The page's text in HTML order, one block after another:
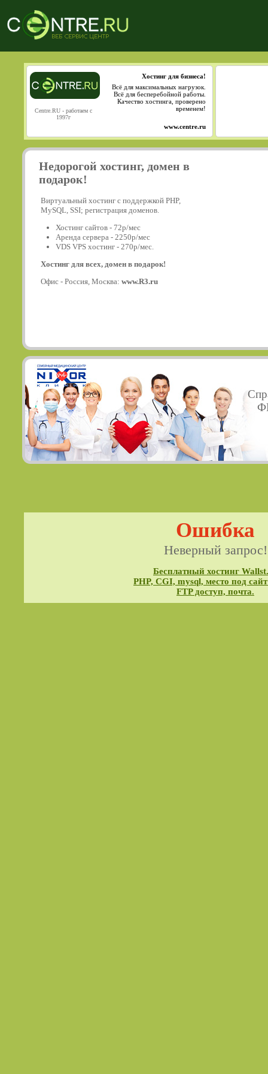
Centre.RU - работаем с
1997г
Хостинг для бизнеса!
Всё для максимальных нагрузок.
Всё для бесперебойной работы.
Качество хостинга, проверено
временем!
www.centre.ru
Недорогой хостинг, домен в
подарок!
Виртуальный хостинг с поддержкой PHP,
MySQL, SSI; регистрация доменов.
Хостинг сайтов - 72р/мес
Аренда сервера - 2250р/мес
VDS VPS хостинг - 270р/мес.
Хостинг для всех, домен в подарок!
Офис - Россия, Москва: www.R3.ru
Ошибка
Неверный запрос!
Бесплатный хостинг
PHP, CGI, mysql, место под
FTP доступ, почта.